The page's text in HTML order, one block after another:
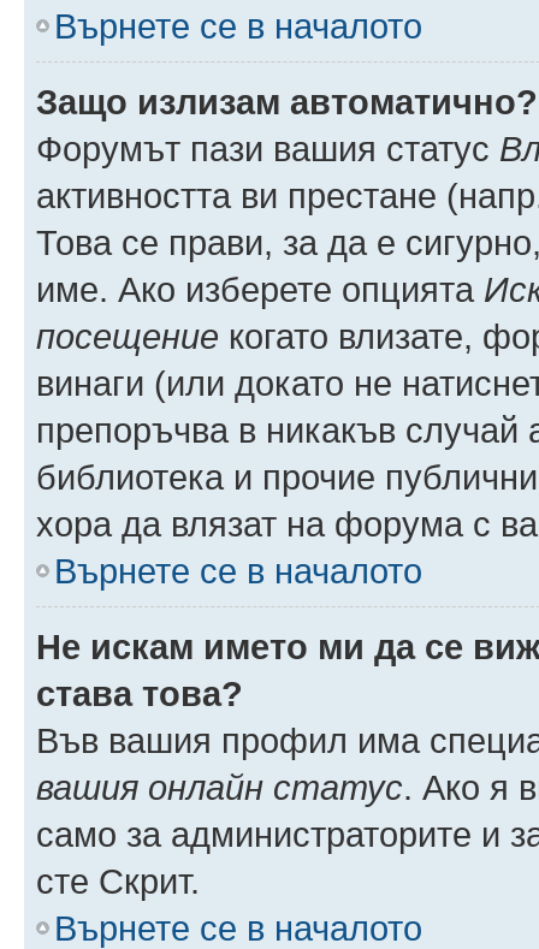
Върнете се в началото
Защо излизам автоматично?
Форумът пази вашия статус
активността ви престане
Това се прави, за да е
име. Ако изберете опцията
посещение когато влизате,
винаги (или докато не
препоръчва в никакъв случай
библиотека и прочие
хора да влязат на форума с
Върнете се в началото
Не искам името ми да се
става това?
Във вашия профил има
вашия онлайн статус. Ако я
само за администраторите и
сте Скрит.
Върнете се в началото